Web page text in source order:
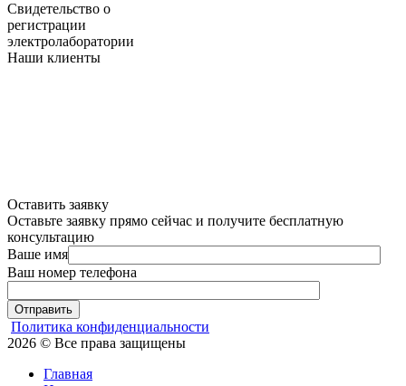
Свидетельство о
регистрации
электролаборатории
Наши клиенты
Оставить заявку
Оставьте заявку прямо сейчас и получите бесплатную
консультацию
Ваше имя
Ваш номер телефона
Отправить
Политика конфиденциальности
2026 © Все права защищены
Главная